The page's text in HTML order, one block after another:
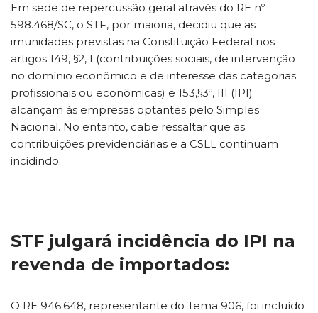
Em sede de repercussão geral através do RE nº
598.468/SC, o STF, por maioria, decidiu que as
imunidades previstas na Constituição Federal nos
artigos 149, §2, I (contribuições sociais, de intervenção
no domínio econômico e de interesse das categorias
profissionais ou econômicas) e 153,§3º, III (IPI)
alcançam às empresas optantes pelo Simples
Nacional. No entanto, cabe ressaltar que as
contribuições previdenciárias e a CSLL continuam
incidindo.
STF julgará incidência do IPI na
revenda de importados:
O RE 946.648, representante do Tema 906, foi incluído